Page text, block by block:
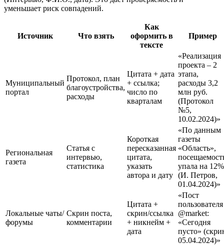
уменьшает риск совпадений.
Источник Что взять
Как
оформить в
тексте
Пример
Муниципальный
портал
Протокол, план
благоустройства,
расходы
Цитата + дата
+ ссылка;
число по
кварталам
«Реализация
проекта – 2
этапа,
расходы 3,2
млн руб.
(Протокол
№5,
10.02.2024)»
Региональная
газета
Статья с
интервью,
статистика
Короткая
пересказанная
цитата,
указать
автора и дату
«По данным
газеты
«Область»,
упала на 12%
(И. Петров,
01.04.2024)»
Локальные чаты/
форумы
Скрин поста,
комментарии
Цитата +
скрин/ссылка
+ никнейм +
дата
«Пост
пользователя
@market:
«Сегодня
пусто»
05.04.2024)»